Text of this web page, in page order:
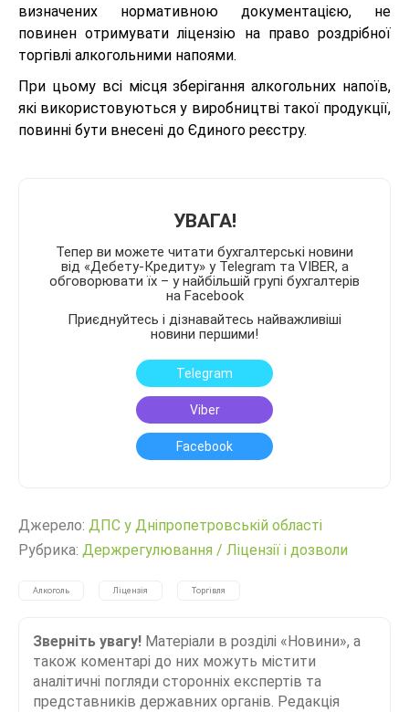
визначених нормативною документацією, не
повинен отримувати ліцензію на право роздрібної
торгівлі алкогольними напоями.
При цьому всі місця зберігання алкогольних напоїв,
які використовуються у виробництві такої продукції,
повинні бути внесені до Єдиного реєстру.
УВАГА!
Тепер ви можете читати бухгалтерські новини
від «Дебету-Кредиту» у Telegram та VIBER, а
обговорювати їх – у найбільшій групі бухгалтерів
на Facebook
Приєднуйтесь і дізнавайтесь найважливіші
новини першими!
Telegram
Viber
Facebook
Джерело: ДПС у Дніпропетровській області
Рубрика: Держрегулювання / Ліцензії і дозволи
Алкоголь Ліцензія Торгівля
Зверніть увагу! Матеріали в розділі «Новини», а
також коментарі до них можуть містити
аналітичні погляди сторонніх експертів та
представників державних органів. Редакція